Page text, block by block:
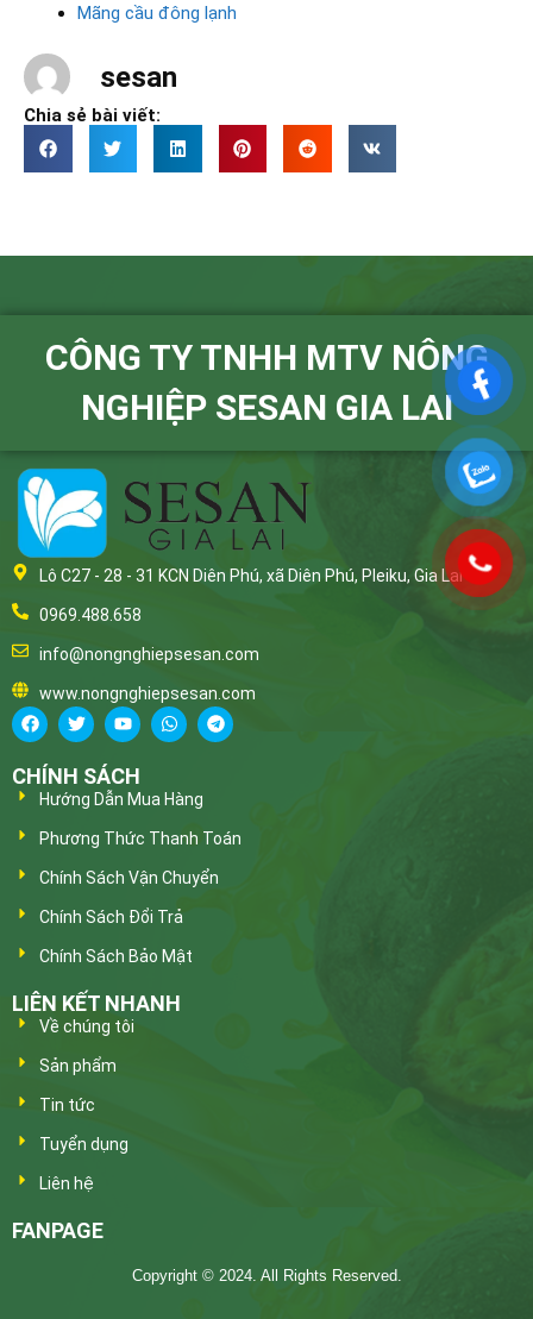
Mãng cầu đông lạnh
sesan
Chia sẻ bài viết:
CÔNG TY TNHH MTV NÔNG
NGHIỆP SESAN GIA LAI
Lô C27 - 28 - 31 KCN Diên Phú, xã Diên Phú, Pleiku, Gia Lai
0969.488.658
info@nongnghiepsesan.com
www.nongnghiepsesan.com
CHÍNH SÁCH
Hướng Dẫn Mua Hàng
Phương Thức Thanh Toán
Chính Sách Vận Chuyển
Chính Sách Đổi Trả
Chính Sách Bảo Mật
LIÊN KẾT NHANH
Về chúng tôi
Sản phẩm
Tin tức
Tuyển dụng
Liên hệ
FANPAGE
Copyright © 2024. All Rights Reserved.